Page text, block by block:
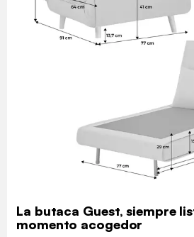
La butaca Guest, siempre
momento acogedor